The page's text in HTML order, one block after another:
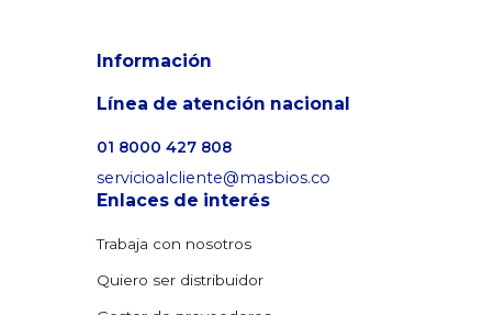
Información
Línea de atención nacional
01 8000 427 808
servicioalcliente@masbios.co
Enlaces de interés
Trabaja con nosotros
Quiero ser distribuidor